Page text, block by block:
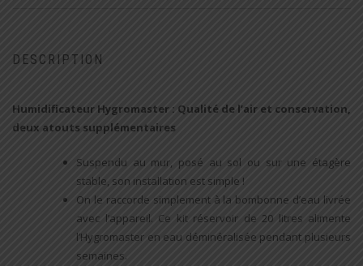
DESCRIPTION
Humidificateur Hygromaster : Qualité de l’air et conservation,
deux atouts supplémentaires
Suspendu au mur, posé au sol ou sur une étagère
stable, son installation est simple !
On le raccorde simplement à la bombonne d’eau livrée
avec l’appareil. Ce kit réservoir de 20 litres alimente
l’Hygromaster en eau déminéralisée pendant plusieurs
semaines.